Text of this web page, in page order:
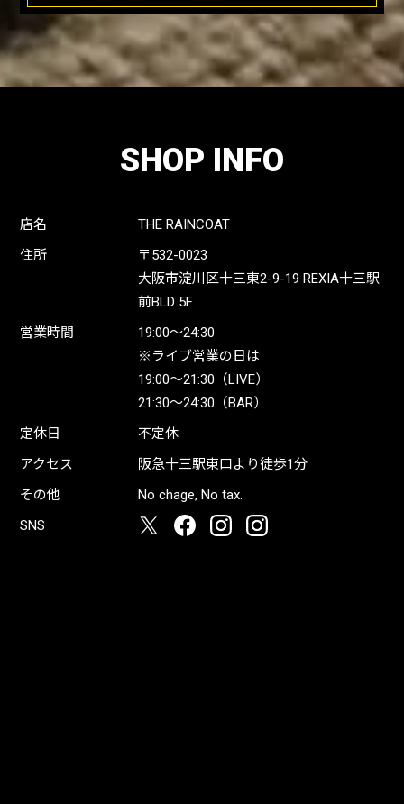
SHOP INFO
店名
THE RAINCOAT
住所
〒532-0023
大阪市淀川区十三東2-9-19 REXIA十三駅
前BLD 5F
営業時間
19:00〜24:30
※ライブ営業の日は
19:00〜21:30（LIVE）
21:30〜24:30（BAR）
定休日
不定休
アクセス
阪急十三駅東口より徒歩1分
その他
No chage, No tax.
SNS